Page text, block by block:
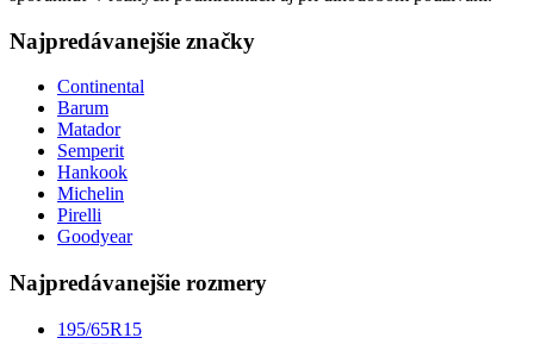
Najpredávanejšie značky
Continental
Barum
Matador
Semperit
Hankook
Michelin
Pirelli
Goodyear
Najpredávanejšie rozmery
195/65R15